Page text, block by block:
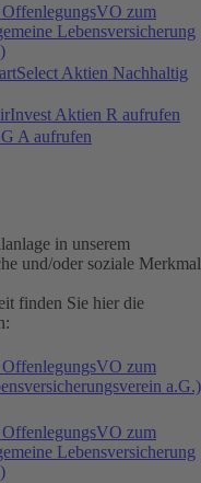
zum
Lebensversicherung
Aktien Nachhaltig
Aktien R aufrufen
A aufrufen
in unserem
und/oder soziale
finden Sie hier die
zum
a.G.)
zum
Lebensversicherung